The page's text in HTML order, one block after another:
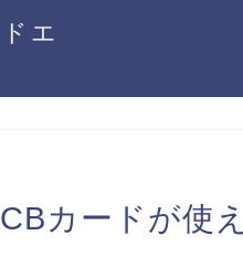
エ
カードが使